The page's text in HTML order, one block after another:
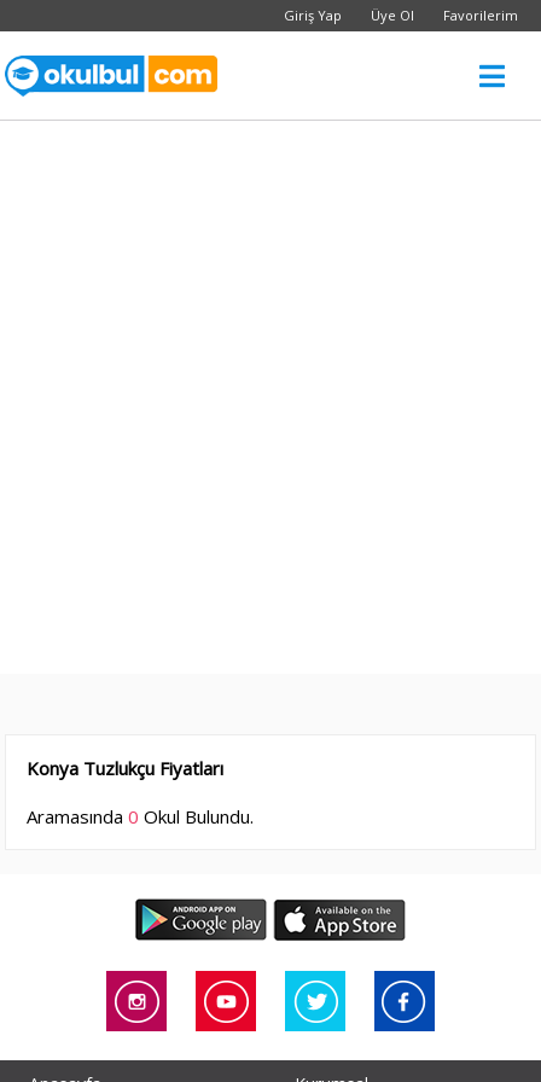
Giriş Yap Üye Ol Favorilerim
Konya Tuzlukçu Fiyatları
Aramasında0 Okul Bulundu.